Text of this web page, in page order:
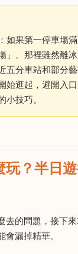
如果第一停車場
」。那裡雖然離
五分車站和部分
始逛起，避開入
小技巧。
玩？半日
去的問題，接下
漏掉精華。